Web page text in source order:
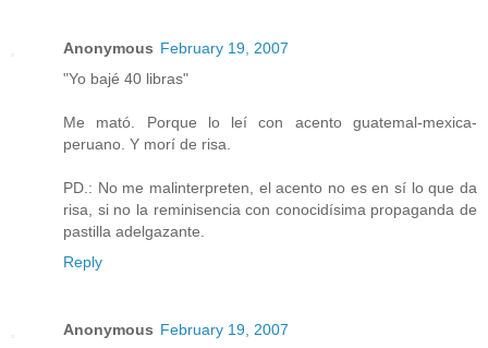
Anonymous February 19, 2007
"Yo bajé 40 libras"
Me mató. Porque lo leí con acento guatemal-mexica-
peruano. Y morí de risa.
PD.: No me malinterpreten, el acento no es en sí lo que da
risa, si no la reminisencia con conocidísima propaganda de
pastilla adelgazante.
Reply
Anonymous February 19, 2007